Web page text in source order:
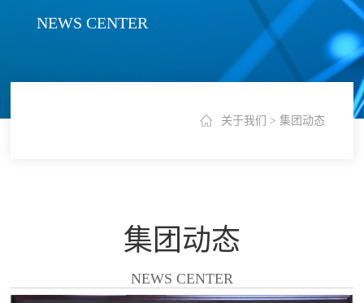
NEWS CENTER
关于我们 > 集团动态
集团动态
NEWS CENTER